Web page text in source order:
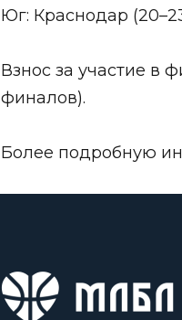
Юг: Краснодар
Взнос за участие в
финалов).
Более подробную